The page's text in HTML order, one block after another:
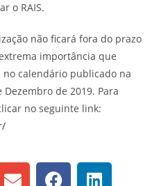
o RAIS.
não ficará fora do prazo
importância que
no calendário publicado na
Dezembro de 2019. Para
no seguinte link: